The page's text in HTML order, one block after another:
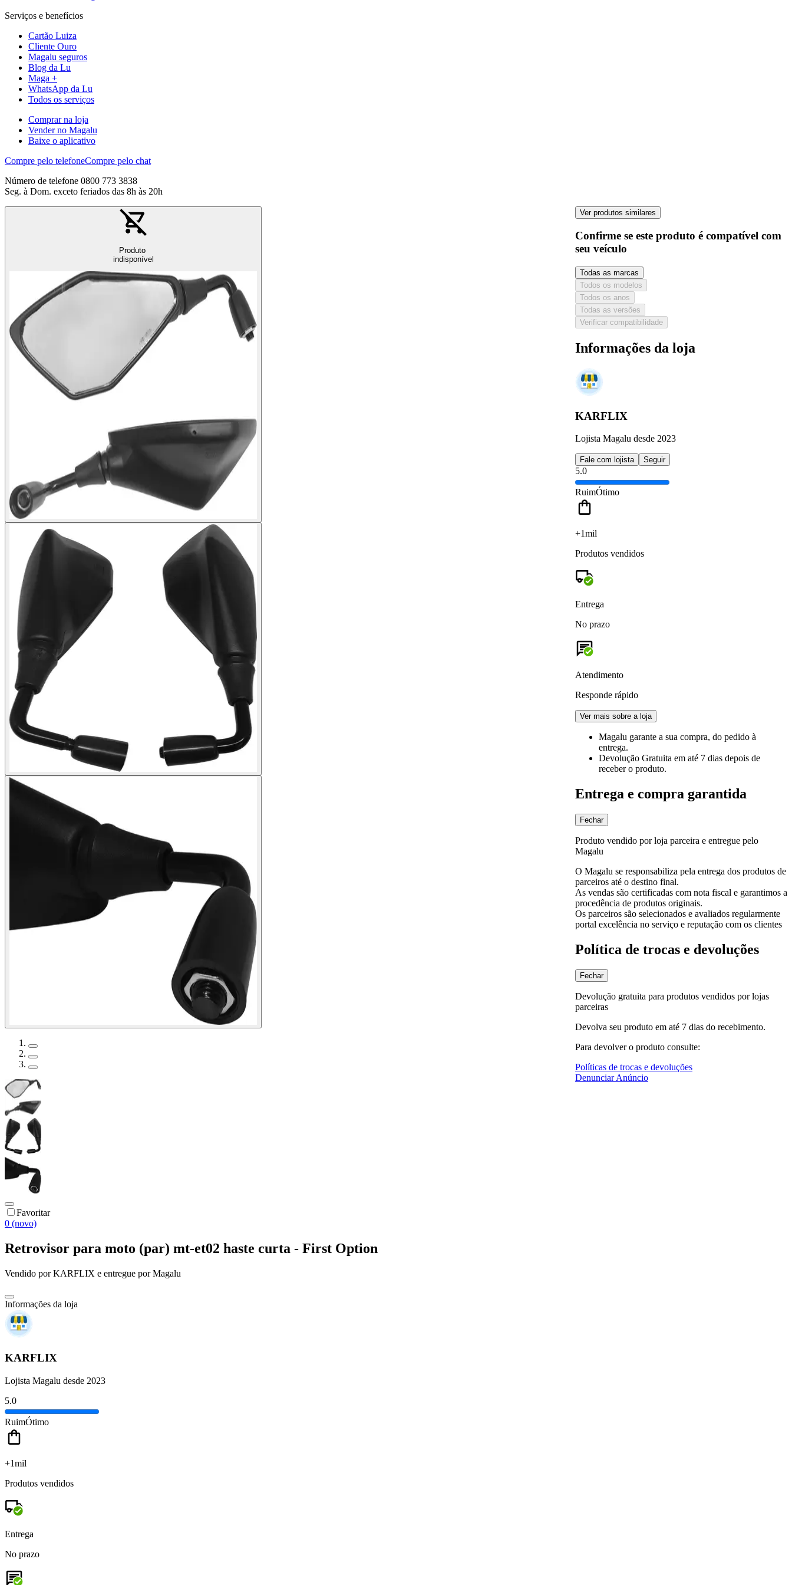
Serviços e benefícios
Cartão Luiza
Cliente Ouro
Magalu seguros
Blog da Lu
Maga +
WhatsApp da Lu
Todos os serviços
Comprar na loja
Vender no Magalu
Baixe o aplicativo
Compre pelo telefoneCompre pelo chat
Número de telefone 0800 773 3838
Seg. à Dom. exceto feriados das 8h às 20h
Produto
indisponível
Favoritar
0 (novo)
Retrovisor para moto (par) mt-et02 haste curta - First Option
Vendido porKARFLIX e entregue por Magalu
Informações da loja
KARFLIX
Lojista Magalu desde 2023
5.0
RuimÓtimo
+1mil
Produtos vendidos
Entrega
No prazo
Ver produtos similares
Confirme se este produto é compatível com
seu veículo
Todas as marcas
Todos os modelos
Todos os anos
Todas as versões
Verificar compatibilidade
Informações da loja
KARFLIX
Lojista Magalu desde 2023
Fale com lojista Seguir
5.0
RuimÓtimo
+1mil
Produtos vendidos
Entrega
No prazo
Atendimento
Responde rápido
Ver mais sobre a loja
Magalu garante a sua compra, do pedido à
entrega.
Devolução Gratuita em até 7 dias depois de
receber o produto.
Entrega e compra garantida
Fechar
Produto vendido por loja parceira e entregue pelo
Magalu
O Magalu se responsabiliza pela entrega dos produtos de
parceiros até o destino final.
As vendas são certificadas com nota fiscal e garantimos a
procedência de produtos originais.
Os parceiros são selecionados e avaliados regularmente
portal excelência no serviço e reputação com os clientes
Política de trocas e devoluções
Fechar
Devolução gratuita para produtos vendidos por lojas
parceiras
Devolva seu produto em até 7 dias do recebimento.
Para devolver o produto consulte:
Políticas de trocas e devoluções
Denunciar Anúncio